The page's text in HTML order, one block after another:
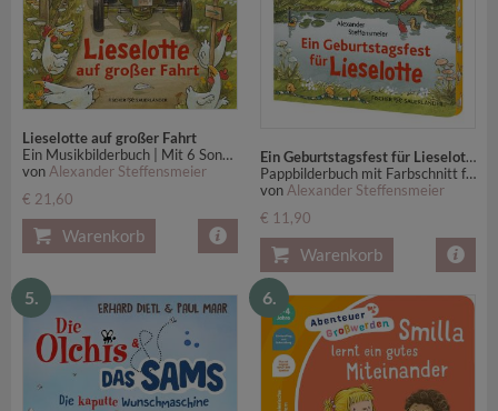
Lieselotte auf großer Fahrt
Ein Musikbilderbuch | Mit 6 Songs und Liedtexten im Buch - Bilderbuch für Kinder ab 4
von Alexander Steffensmeier
€ 21,60
Warenkorb
Ein Geburtstagsfest für Lieselotte
Pappbilderbuch mit Farbschnitt für Kinder ab 2. Das perfekte Geschenk zum Geburtstag
von Alexander Steffensmeier
€ 11,90
Warenkorb
5. 6.